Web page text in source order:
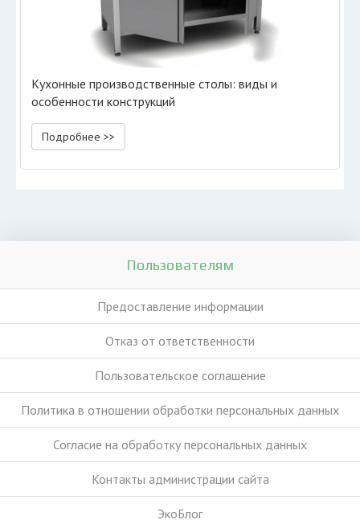
Кухонные производственные столы: виды и
особенности конструкций
Подробнее >>
Пользователям
Предоставление информации
Отказ от ответственности
Пользовательское соглашение
Политика в отношении обработки персональных данных
Согласие на обработку персональных данных
Контакты администрации сайта
ЭкоБлог